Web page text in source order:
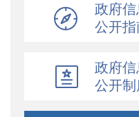
政府信
公开指
政府信
公开制